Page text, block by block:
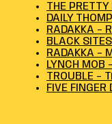
THE
DAILY
RADAKKA
BLACK
RADAKKA
LYNCH
TROUBLE –
FIVE